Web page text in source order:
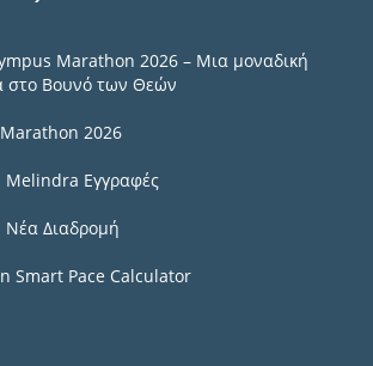
Marathon 2026 – Μια μοναδική
στο Βουνό των Θεών
2026
Εγγραφές
Διαδρομή
Smart Pace Calculator